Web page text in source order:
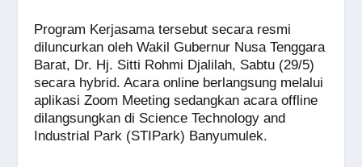
Program Kerjasama tersebut secara resmi
diluncurkan oleh Wakil Gubernur Nusa Tenggara
Barat, Dr. Hj. Sitti Rohmi Djalilah, Sabtu (29/5)
secara hybrid. Acara online berlangsung melalui
aplikasi Zoom Meeting sedangkan acara offline
dilangsungkan di Science Technology and
Industrial Park (STIPark) Banyumulek.